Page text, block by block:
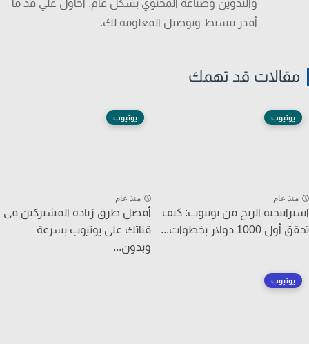
والتدوين وصناعة المحتوي بشكل عام. أحاول علي قد ما
أقدر تبسيط وتوصيل المعلومة لك.
قد تهمك
يوتيوب
عام
الربح من يوتيوب: كيف
1000 دولار بخطوات...
يوتيوب
منذ عام
أفضل طرق زيادة المشتركين في
قناتك على يوتيوب بسرعة
وبدون...
يوتيوب